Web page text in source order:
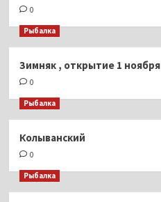
0
Рыбалка
Зимняк , открытие 1 ноября
0
Рыбалка
Колыванский
0
Рыбалка